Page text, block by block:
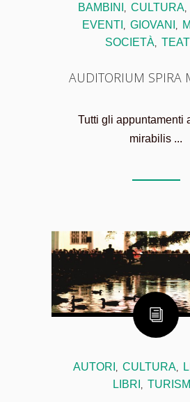
BAMBINI , CULTURA,
EVENTI , GIOVANI ,
SOCIETÀ,
AUDITORIUM SPIRA
Tutti gli appuntamenti
mirabilis ...
AUTORI CULTURA
LIBRI